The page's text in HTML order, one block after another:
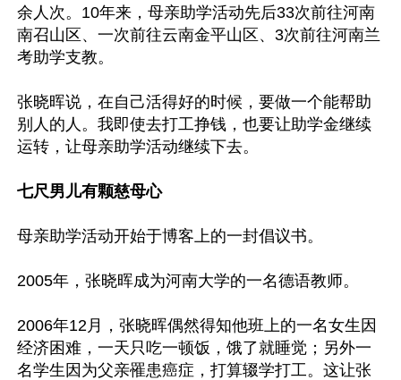
余人次。10年来，母亲助学活动先后33次前往河南
南召山区、一次前往云南金平山区、3次前往河南兰
考助学支教。
张晓晖说，在自己活得好的时候，要做一个能帮助
别人的人。我即使去打工挣钱，也要让助学金继续
运转，让母亲助学活动继续下去。
七尺男儿有颗慈母心
母亲助学活动开始于博客上的一封倡议书。
2005年，张晓晖成为河南大学的一名德语教师。
2006年12月，张晓晖偶然得知他班上的一名女生因
经济困难，一天只吃一顿饭，饿了就睡觉；另外一
名学生因为父亲罹患癌症，打算辍学打工。这让张